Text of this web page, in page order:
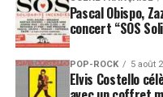
Pascal Obispo,
concert “SOS
POP-ROCK 5 août
Elvis Costello